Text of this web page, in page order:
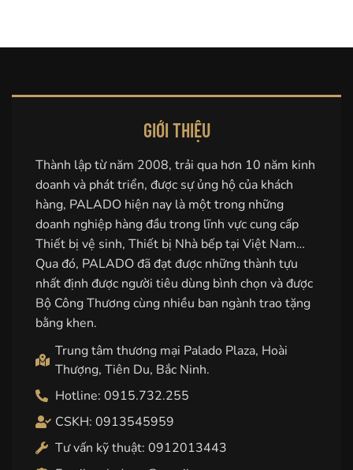
GIỚI THIỆU
Thành lập từ năm 2008, trải qua hơn 10 năm kinh
doanh và phát triển, được sự ủng hộ của khách
hàng, PALADO hiện nay là một trong những
doanh nghiệp hàng đầu trong lĩnh vực cung cấp
Thiết bị vệ sinh, Thiết bị Nhà bếp tại Việt Nam…
Qua đó, PALADO đã đạt được những thành tựu
nhất định được người tiêu dùng bình chọn và được
Bộ Công Thương cùng nhiều ban ngành trao tặng
bằng khen.
Trung tâm thương mại Palado Plaza, Hoài
Thượng, Tiên Du, Bắc Ninh.
Hotline: 0915.732.255
CSKH: 0913545959
Tư vấn kỹ thuật: 0912013443